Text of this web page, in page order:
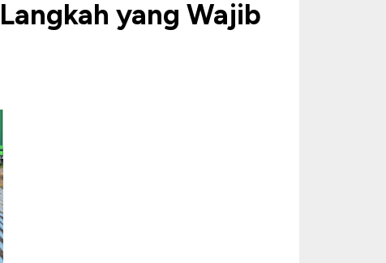
yang Wajib